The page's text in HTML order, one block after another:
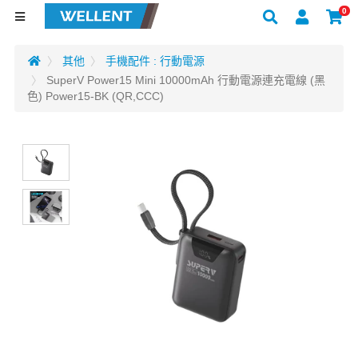
0
其他
手機配件 : 行動電源
SuperV Power15 Mini 10000mAh 行動電源連充電線 (黑
色) Power15-BK (QR,CCC)